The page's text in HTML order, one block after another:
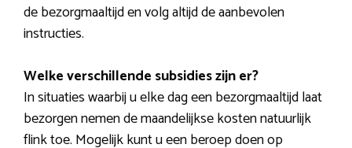
de bezorgmaaltijd en volg altijd de aanbevolen
instructies.
Welke verschillende subsidies zijn er?
In situaties waarbij u elke dag een bezorgmaaltijd laat
bezorgen nemen de maandelijkse kosten natuurlijk
flink toe. Mogelijk kunt u een beroep doen op